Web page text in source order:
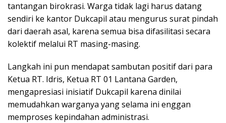
tantangan birokrasi. Warga tidak lagi harus datang
sendiri ke kantor Dukcapil atau mengurus surat pindah
dari daerah asal, karena semua bisa difasilitasi secara
kolektif melalui RT masing-masing.
Langkah ini pun mendapat sambutan positif dari para
Ketua RT. Idris, Ketua RT 01 Lantana Garden,
mengapresiasi inisiatif Dukcapil karena dinilai
memudahkan warganya yang selama ini enggan
memproses kepindahan administrasi.